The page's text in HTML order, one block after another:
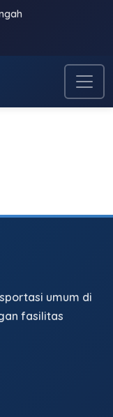
umum di
fasilitas